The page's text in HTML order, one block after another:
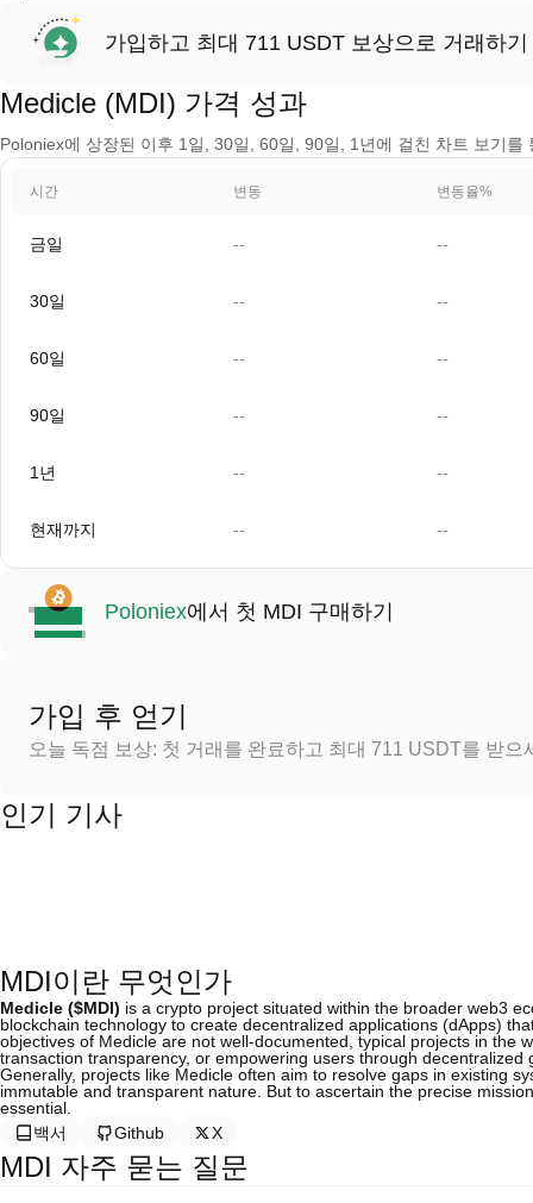
가입하고 최대 711 USDT 보상으로 거래하기
Medicle (MDI) 가격 성과
Poloniex에 상장된 이후 1일, 30일, 60일, 90일, 1년에 걸친 차트 보기
시간 변동 변동율%
금일 -- --
30일 -- --
60일 -- --
90일 -- --
1년 -- --
현재까지 -- --
Poloniex에서 첫 MDI 구매하기
가입 후 얻기
오늘 독점 보상: 첫 거래를 완료하고 최대 711 USDT를 받으
인기 기사
MDI이란 무엇인가
Medicle ($MDI) is a crypto project situated within the broader web3
blockchain technology to create decentralized applications (dApps)
objectives of Medicle are not well-documented, typical projects in the
transaction transparency, or empowering users through decentralized
Generally, projects like Medicle often aim to resolve gaps in existing
immutable and transparent nature. But to ascertain the precise
essential.
백서
Github X
MDI 자주 묻는 질문